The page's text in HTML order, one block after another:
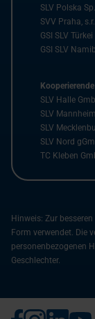
SLV Polska
SVV Praha,
GSI SLV Türkei
GSI SLV
SLV Halle
SLV
SLV
SLV Nord
TC Kleben
Hinweis: Zur
Form verwendet. Die
personenbezogenen
Geschlechter.